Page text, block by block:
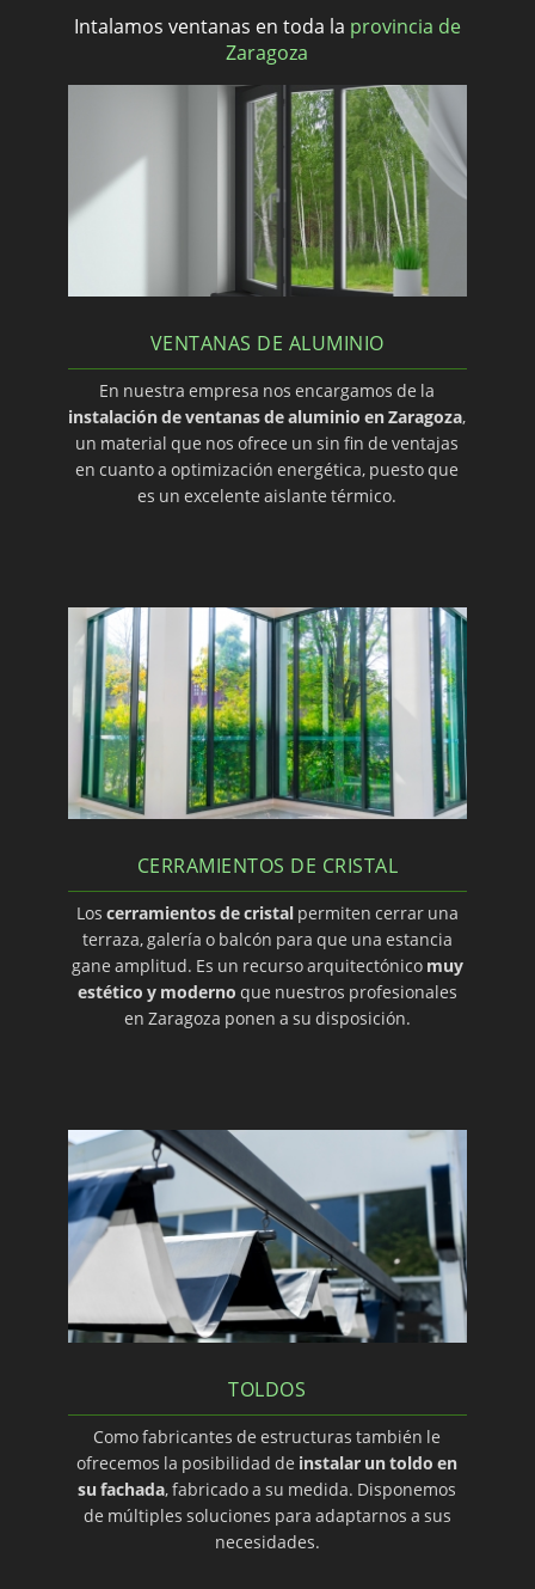
Intalamos ventanas en toda la provincia de
Zaragoza
VENTANAS DE ALUMINIO
En nuestra empresa nos encargamos de la
instalación de ventanas de aluminio en Zaragoza,
un material que nos ofrece un sin fin de ventajas
en cuanto a optimización energética, puesto que
es un excelente aislante térmico.
CERRAMIENTOS DE CRISTAL
Los cerramientos de cristalpermiten cerrar una
terraza, galería o balcón para que una estancia
gane amplitud. Es un recurso arquitectónico muy
estético y moderno que nuestros profesionales
en Zaragoza ponen a su disposición.
TOLDOS
Como fabricantes de estructuras también le
ofrecemos la posibilidad de instalar un toldo en
su fachada, fabricado a su medida. Disponemos
de múltiples soluciones para adaptarnos a sus
necesidades.